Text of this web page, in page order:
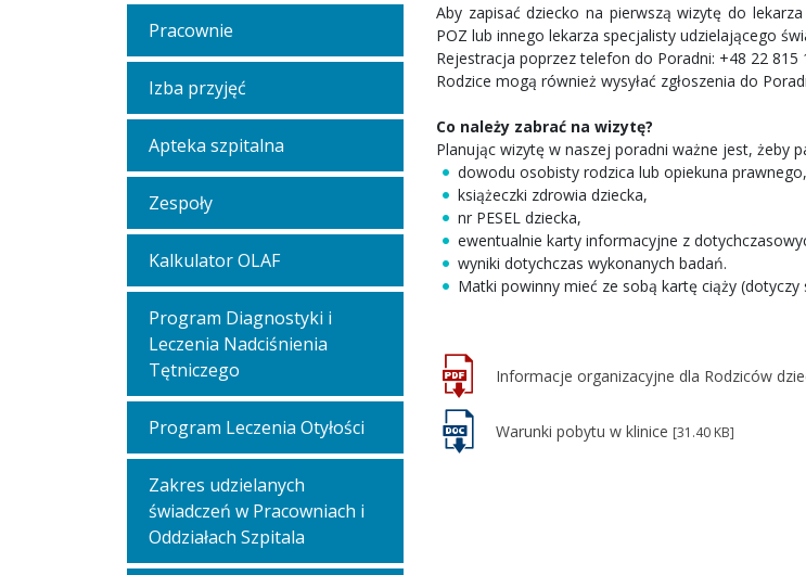
Pracownie
Izba przyjęć
Apteka szpitalna
Zespoły
Kalkulator OLAF
Program Diagnostyki i
Leczenia Nadciśnienia
Tętniczego
Program Leczenia Otyłości
Zakres udzielanych
świadczeń w Pracowniach i
Oddziałach Szpitala
Aby zapisać dziecko na pierwszą wizytę do
POZ lub innego lekarza specjalisty udzielającego
Rejestracja poprzez telefon do Poradni: +48 22 815
Rodzice mogą również wysyłać zgłoszenia do
Co należy zabrać na wizytę?
Planując wizytę w naszej poradni ważne jest, żeby
dowodu osobisty rodzica lub opiekuna prawnego,
książeczki zdrowia dziecka,
nr PESEL dziecka,
ewentualnie karty informacyjne z
wyniki dotychczas wykonanych badań.
Matki powinny mieć ze sobą kartę ciąży
Informacje organizacyjne dla Rodziców
Warunki pobytu w klinice [31.40 KB]